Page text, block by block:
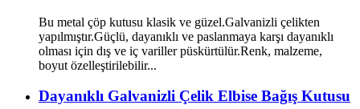
Bu metal çöp kutusu klasik ve güzel.Galvanizli çelikten
yapılmıştır.Güçlü, dayanıklı ve paslanmaya karşı dayanıklı
olması için dış ve iç variller püskürtülür.Renk, malzeme,
boyut özelleştirilebilir...
Dayanıklı Galvanizli Çelik Elbise Bağış Kutusu